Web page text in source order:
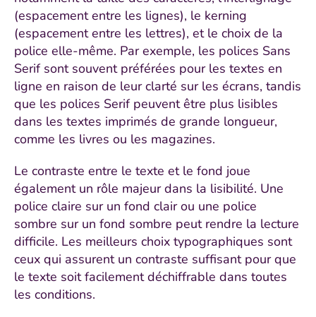
(espacement entre les lignes), le kerning
(espacement entre les lettres), et le choix de la
police elle-même. Par exemple, les polices Sans
Serif sont souvent préférées pour les textes en
ligne en raison de leur clarté sur les écrans, tandis
que les polices Serif peuvent être plus lisibles
dans les textes imprimés de grande longueur,
comme les livres ou les magazines.
Le contraste entre le texte et le fond joue
également un rôle majeur dans la lisibilité. Une
police claire sur un fond clair ou une police
sombre sur un fond sombre peut rendre la lecture
difficile. Les meilleurs choix typographiques sont
ceux qui assurent un contraste suffisant pour que
le texte soit facilement déchiffrable dans toutes
les conditions.